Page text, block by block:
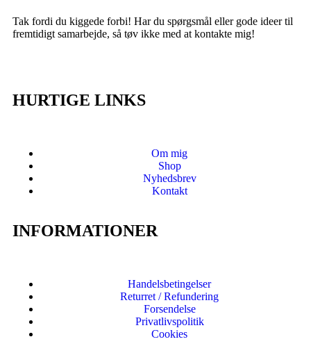
Tak fordi du kiggede forbi! Har du spørgsmål eller gode ideer til
fremtidigt samarbejde, så tøv ikke med at kontakte mig!
HURTIGE LINKS
Om mig
Shop
Nyhedsbrev
Kontakt
INFORMATIONER
Handelsbetingelser
Returret / Refundering
Forsendelse
Privatlivspolitik
Cookies